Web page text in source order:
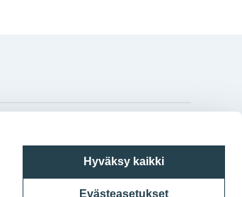
Hyväksy kaikki
Evästeasetukset
Panuntie 11, PL 36, 00620 Helsinki